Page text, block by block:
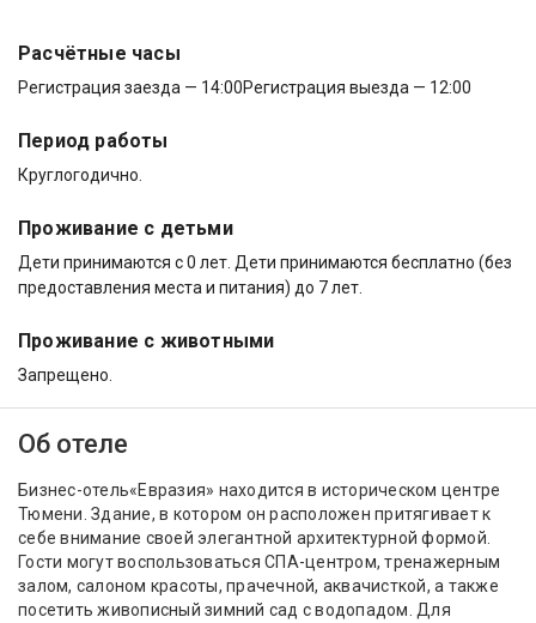
Расчётные часы
Регистрация заезда — 14:00Регистрация выезда — 12:00
Период работы
Круглогодично.
Проживание с детьми
Дети принимаются с 0 лет. Дети принимаются бесплатно (без
предоставления места и питания) до 7 лет.
Проживание с животными
Запрещено.
Об отеле
Бизнес-отель«Евразия» находится в историческом центре
Тюмени. Здание, в котором он расположен притягивает к
себе внимание своей элегантной архитектурной формой.
Гости могут воспользоваться СПА-центром, тренажерным
залом, салоном красоты, прачечной, аквачисткой, а также
посетить живописный зимний сад с водопадом. Для